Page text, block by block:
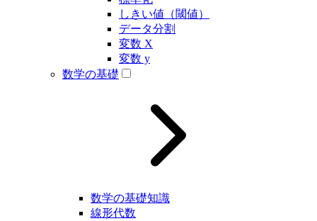
しきい値（閾値）
データ分割
変数 X
変数 y
数学の基礎
数学の基礎知識
線形代数